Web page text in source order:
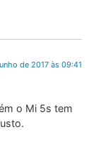
de 2017 às 09:41
o Mi 5s tem